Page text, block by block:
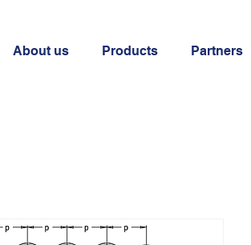
About us Products Partners